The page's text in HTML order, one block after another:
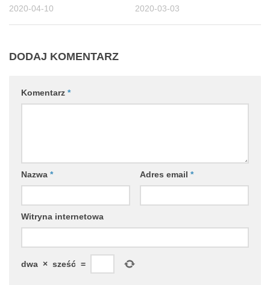
2020-04-10 2020-03-03
DODAJ KOMENTARZ
Komentarz *
Nazwa * Adres email *
Witryna internetowa
dwa × sześć =